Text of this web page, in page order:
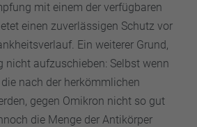
mit einem der verfügbaren
einen zuverlässigen Schutz vor
Ein weiterer Grund,
nicht aufzuschieben: Selbst wenn
nach der herkömmlichen
gegen Omikron nicht so gut
die Menge der Antikörper